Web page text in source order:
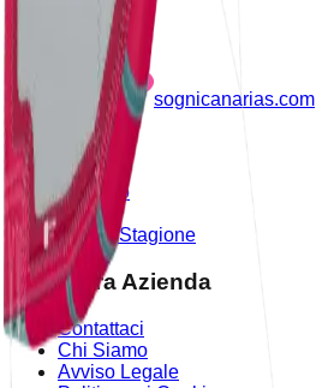
sognicanarias.com
Prodotti
Negozio
Outlet
Nuova Stagione
La Nostra Azienda
Contattaci
Chi Siamo
Avviso Legale